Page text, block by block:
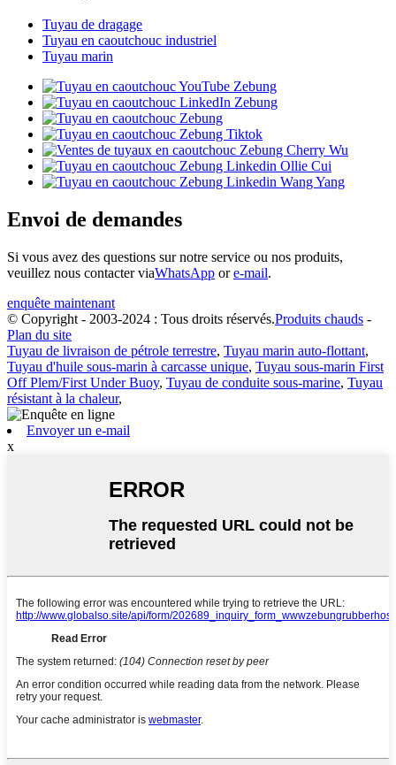
Tuyau de dragage
Tuyau en caoutchouc industriel
Tuyau marin
Envoi de demandes
Si vous avez des questions sur notre service ou nos produits,
veuillez nous contacter viaWhatsApp ore-mail.
enquête maintenant
© Copyright - 2003-2024 : Tous droits réservés.Produits chauds -
Plan du site
Tuyau de livraison de pétrole terrestre, Tuyau marin auto-flottant,
Tuyau d'huile sous-marin à carcasse unique, Tuyau sous-marin First
Off Plem/First Under Buoy, Tuyau de conduite sous-marine, Tuyau
résistant à la chaleur,
Envoyer un e-mail
x